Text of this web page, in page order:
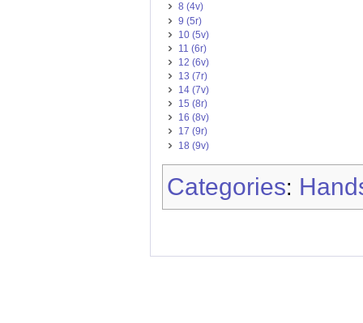
8 (4v)
9 (5r)
10 (5v)
11 (6r)
12 (6v)
13 (7r)
14 (7v)
15 (8r)
16 (8v)
17 (9r)
18 (9v)
Categories: